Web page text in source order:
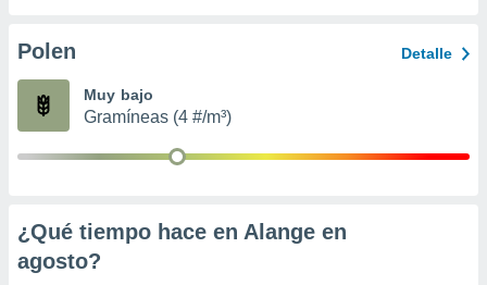
e
mediante
publicidad
publicidad
de
Polen Detalle
Muy bajo
Gramíneas (4 #/m³)
¿Qué tiempo hace en Alange en
agosto?